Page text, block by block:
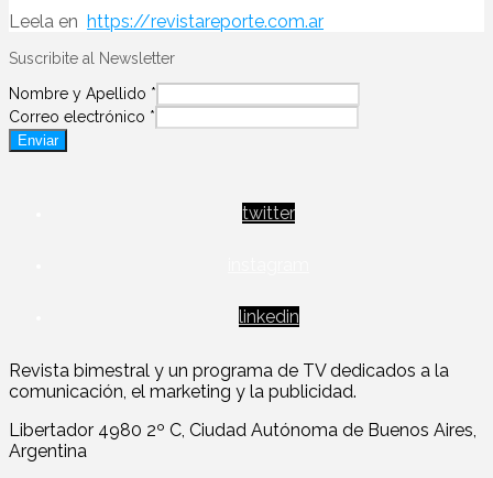
Leela en https://revistareporte.com.ar
Suscribite al Newsletter
Nombre y Apellido *
Correo electrónico *
Enviar
twitter
linkedin
Revista bimestral y un programa de TV dedicados a la
comunicación, el marketing y la publicidad.
Libertador 4980 2º C, Ciudad Autónoma de Buenos Aires,
Argentina